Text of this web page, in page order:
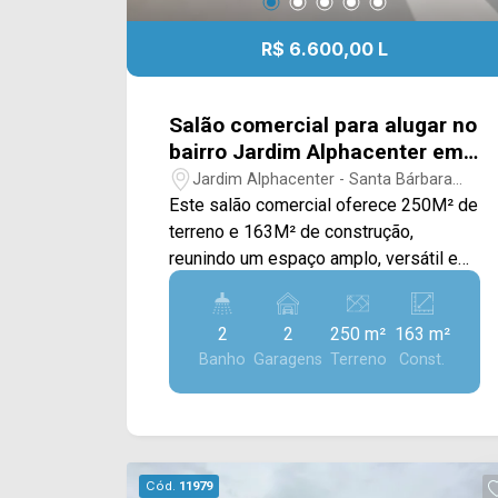
R$ 6.600,00 L
Salão comercial para alugar no
bairro Jardim Alphacenter em
Santa Bárbara d`Oeste/SP
Jardim Alphacenter - Santa Bárbara
D`Oeste/SP
Este salão comercial oferece 250M² de
terreno e 163M² de construção,
reunindo um espaço amplo, versátil e
com excelente estrutura para atender
diferentes segmentos comerciais,
sendo uma ótima oportunidade para
empresas que buscam visibilidade e
praticidade em uma localização
proporcionando maior sensação de
2
Banho
2
Garagens
250 m²
Terreno
163 m²
Const.
Cód. 11979